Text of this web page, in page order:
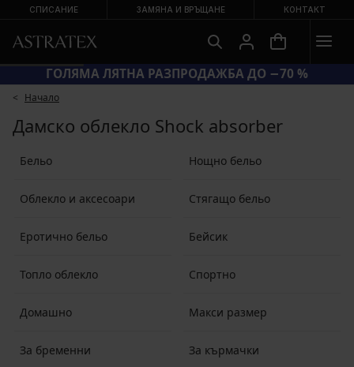
СПИСАНИЕ ЗАМЯНА И ВРЪЩАНЕ КОНТАКТ
ГОЛЯМА ЛЯТНА РАЗПРОДАЖБА ДО −70 %
Начало
Дамско облекло Shock absorber
Бельо Нощно бельо
Облекло и аксесоари Стягащо бельо
Еротично бельо Бейсик
Топло облекло Спортно
Домашно Макси размер
За бременни За кърмачки